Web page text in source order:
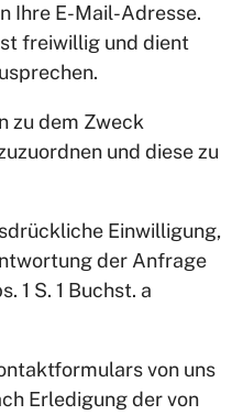
Ihre E-Mail-Adresse.
freiwillig und dient
zu dem Zweck
und diese zu
Einwilligung,
der Anfrage
1 S. 1 Buchst. a
von uns
Erledigung der von